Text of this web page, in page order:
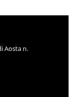
Aosta n.